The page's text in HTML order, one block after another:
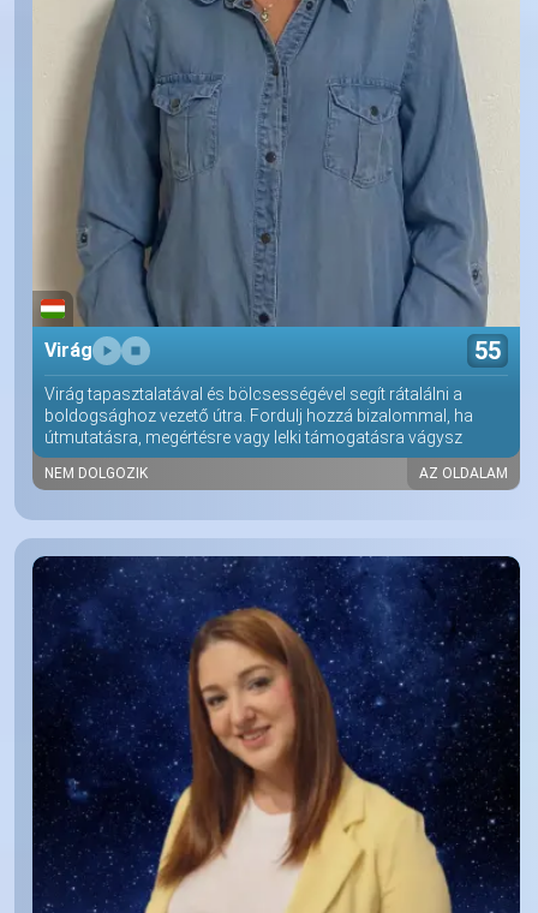
Virág 55
Virág tapasztalatával és bölcsességével segít rátalálni a
boldogsághoz vezető útra. Fordulj hozzá bizalommal, ha
útmutatásra, megértésre vagy lelki támogatásra vágysz
NEM DOLGOZIK AZ OLDALAM